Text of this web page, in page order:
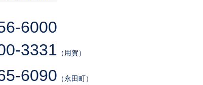
6000
3331 （用賀）
6090 （永田町）